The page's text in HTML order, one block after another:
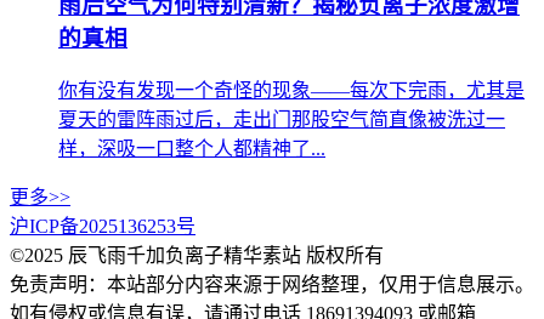
的真相
你有没有发现一个奇怪的现象——每次下完雨，尤其是
夏天的雷阵雨过后，走出门那股空气简直像被洗过一
样，深吸一口整个人都精神了...
更多>>
沪ICP备2025136253号
©2025 辰飞雨千加负离子精华素站 版权所有
免责声明：本站部分内容来源于网络整理，仅用于信息展示。
如有侵权或信息有误，请通过电话 18691394093 或邮箱